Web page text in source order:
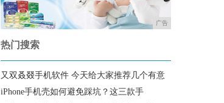
广告
热门搜索
又双叒叕手机软件 今天给大家推荐几个有意
iPhone手机壳如何避免踩坑？这三款手